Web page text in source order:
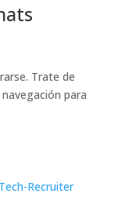
Trate de
para